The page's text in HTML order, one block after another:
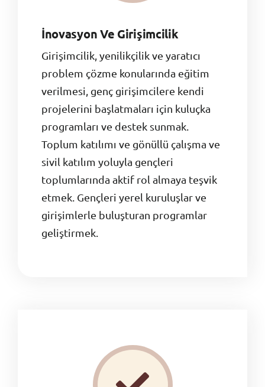
İnovasyon Ve Girişimcilik
Girişimcilik, yenilikçilik ve yaratıcı
problem çözme konularında eğitim
verilmesi, genç girişimcilere kendi
projelerini başlatmaları için kuluçka
programları ve destek sunmak.
Toplum katılımı ve gönüllü çalışma ve
sivil katılım yoluyla gençleri
toplumlarında aktif rol almaya teşvik
etmek. Gençleri yerel kuruluşlar ve
girişimlerle buluşturan programlar
geliştirmek.